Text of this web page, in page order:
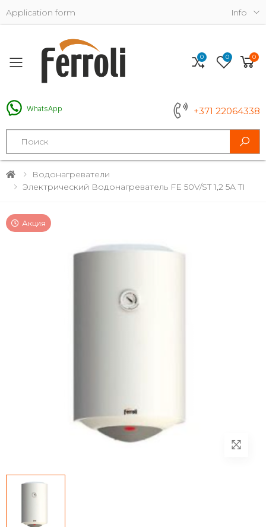
Application form Info
Toggle mobile menu
WhatsApp +371 22064338
Search
0 0 0
Водонагреватели
Электрический Водонагреватель FE 50V/ST 1,2 5A TI
Акция